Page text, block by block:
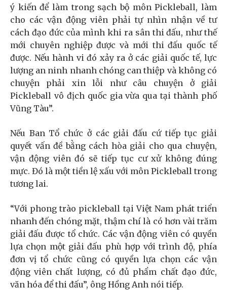
ý kiến để làm trong sạch bộ môn Pickleball, làm
cho các vận động viên phải tự nhìn nhận về tư
cách đạo đức của mình khi ra sân thi đấu, như thế
mới chuyên nghiệp được và mới thi đấu quốc tế
được. Nếu hành vi đó xảy ra ở các giải quốc tế, lực
lượng an ninh nhanh chóng can thiệp và không có
chuyện phải xin lỗi như câu chuyện ở giải
Pickleball vô địch quốc gia vừa qua tại thành phố
Vũng Tàu”.
Nếu Ban Tổ chức ở các giải đấu cứ tiếp tục giải
quyết vấn đề bằng cách hòa giải cho qua chuyện,
vận động viên đó sẽ tiếp tục cư xử không đúng
mực. Đó là một tiền lệ xấu với môn Pickleball trong
tương lai.
“Với phong trào pickleball tại Việt Nam phát triển
nhanh đến chóng mặt, thậm chí là có hơn vài trăm
giải đấu được tổ chức. Các vận động viên có quyền
lựa chọn một giải đấu phù hợp với trình độ, phía
đơn vị tổ chức cũng có quyền lựa chọn các vận
động viên chất lượng, có đủ phẩm chất đạo đức,
văn hóa để thi đấu”, ông Hồng Anh nói tiếp.